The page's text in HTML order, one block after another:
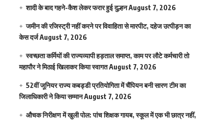
शादी के बाद गहने-कैश लेकर फरार हुई दुल्हनAugust 7, 2026
जमीन की रजिस्ट्री नहीं करने पर विवाहिता से मारपीट, दहेज उत्पीड़न का
केस दर्जAugust 7, 2026
स्वच्छता कर्मियों की राज्यव्यापी हड़ताल समाप्त, काम पर लौटे कर्मचारी तो
महापौर ने मिठाई खिलाकर किया स्वागतAugust 7, 2026
52वीं जूनियर राज्य कबड्डी प्रतियोगिता में चैंपियन बनी सारण टीम का
जिलाधिकारी ने किया सम्मानAugust 7, 2026
औचक निरीक्षण में खुली पोल: पांच शिक्षक गायब, स्कूल में एक भी छात्र नहीं,